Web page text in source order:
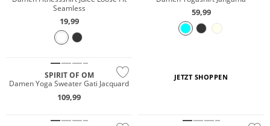
Seamless
19,99
59,99
SPIRIT OF OM
Damen Yoga Sweater Gati Jacquard
109,99
JETZT SHOPPEN